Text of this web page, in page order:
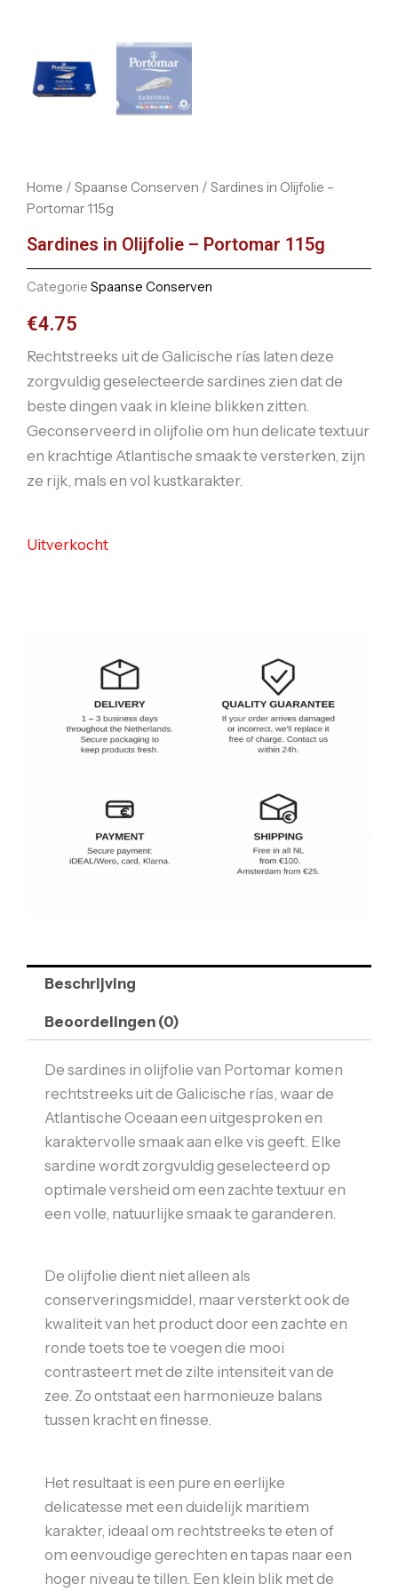
Home / Spaanse Conserven / Sardines in Olijfolie –
Portomar 115g
Sardines in Olijfolie – Portomar 115g
Categorie Spaanse Conserven
€4.75
Rechtstreeks uit de Galicische rías laten deze
zorgvuldig geselecteerde sardines zien dat de
beste dingen vaak in kleine blikken zitten.
Geconserveerd in olijfolie om hun delicate textuur
en krachtige Atlantische smaak te versterken, zijn
ze rijk, mals en vol kustkarakter.
Uitverkocht
Beschrijving
Beoordelingen (0)
De sardines in olijfolie van Portomar komen
rechtstreeks uit de Galicische rías, waar de
Atlantische Oceaan een uitgesproken en
karaktervolle smaak aan elke vis geeft. Elke
sardine wordt zorgvuldig geselecteerd op
optimale versheid om een zachte textuur en
een volle, natuurlijke smaak te garanderen.
De olijfolie dient niet alleen als
conserveringsmiddel, maar versterkt ook de
kwaliteit van het product door een zachte en
ronde toets toe te voegen die mooi
contrasteert met de zilte intensiteit van de
zee. Zo ontstaat een harmonieuze balans
tussen kracht en finesse.
Het resultaat is een pure en eerlijke
delicatesse met een duidelijk maritiem
karakter, ideaal om rechtstreeks te eten of
om eenvoudige gerechten en tapas naar een
hoger niveau te tillen. Een klein blik met de